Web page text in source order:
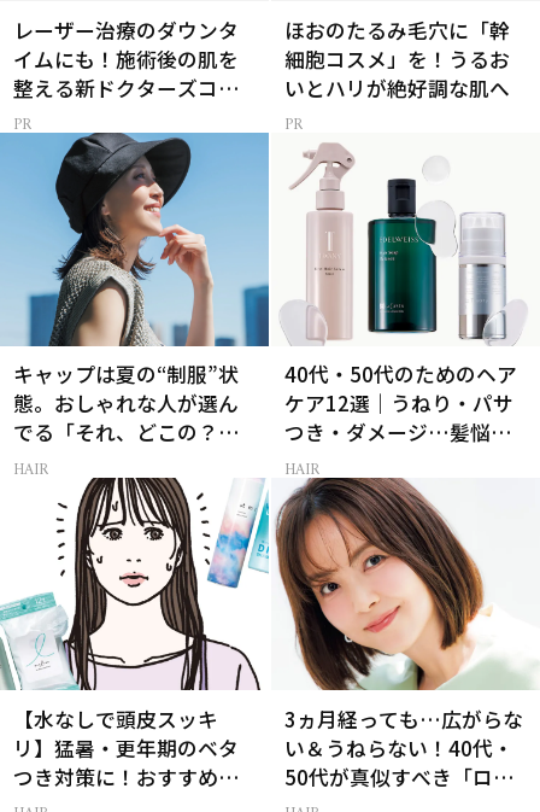
レーザー治療のダウンタ
イムにも！施術後の肌を
整える新ドクターズコス
メ
ほおのたるみ毛穴に「幹
細胞コスメ」を！うるお
いとハリが絶好調な肌へ
キャップは夏の“制服”状
態。おしゃれな人が選ん
でる「それ、どこの？」
と聞かれる100％完全遮光
のUV帽子とは？
HAIR
40代・50代のためのヘア
ケア12選｜うねり・パサ
つき・ダメージ…髪悩み
から選ぶベスコス受賞コ
スメ
HAIR
【水なしで頭皮スッキ
リ】猛暑・更年期のベタ
つき対策に！おすすめ最
新ドライシャンプー4選
3ヵ月経っても…広がらな
い＆うねらない！40代・
50代が真似すべき「ロー
レイヤーボブ」